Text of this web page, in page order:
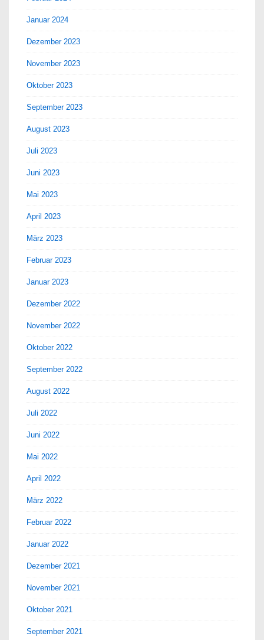
Januar 2024
Dezember 2023
November 2023
Oktober 2023
September 2023
August 2023
Juli 2023
Juni 2023
Mai 2023
April 2023
März 2023
Februar 2023
Januar 2023
Dezember 2022
November 2022
Oktober 2022
September 2022
August 2022
Juli 2022
Juni 2022
Mai 2022
April 2022
März 2022
Februar 2022
Januar 2022
Dezember 2021
November 2021
Oktober 2021
September 2021